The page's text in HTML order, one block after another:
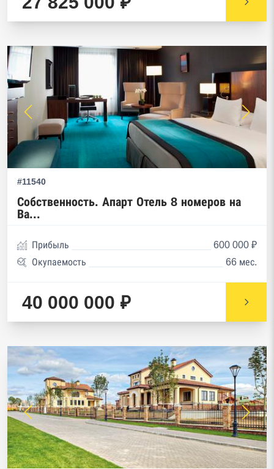
#11540
Собственность. Апарт Отель 8 номеров на
Ва...
Прибыль
600 000 ₽
Окупаемость
66 мес.
40 000 000 ₽